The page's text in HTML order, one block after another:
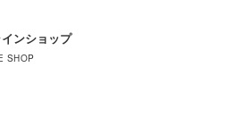
ンショップ